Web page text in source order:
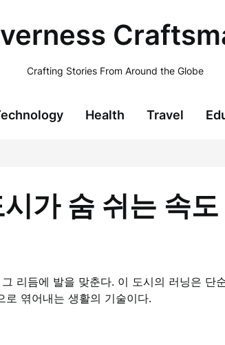
Crafting Stories From Around the Globe
Health Travel
가 숨 쉬는 속도
리듬에 발을 맞춘다. 이 도시의 러닝은 단
로 엮어내는 생활의 기술이다.